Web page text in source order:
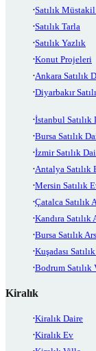
Satılık
Satılık Tarla
Satılık Yazlık
Konut Projeleri
Ankara Satılık
Diyarbakır
İstanbul Satılık
Bursa Satılık
İzmir Satılık
Antalya Satılık
Mersin Satılık
Çatalca Satılık
Kandıra Satılık
Bursa Satılık
Kuşadası
Bodrum Satılık
Kiralık
Kiralık Daire
Kiralık Ev